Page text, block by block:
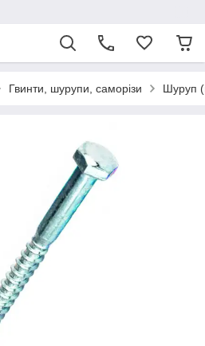
Гвинти, шурупи, саморізи Шуруп